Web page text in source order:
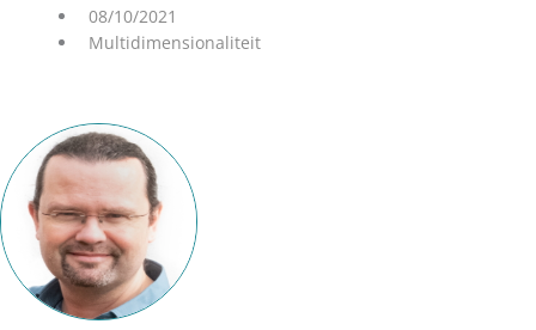
08/10/2021
Multidimensionaliteit